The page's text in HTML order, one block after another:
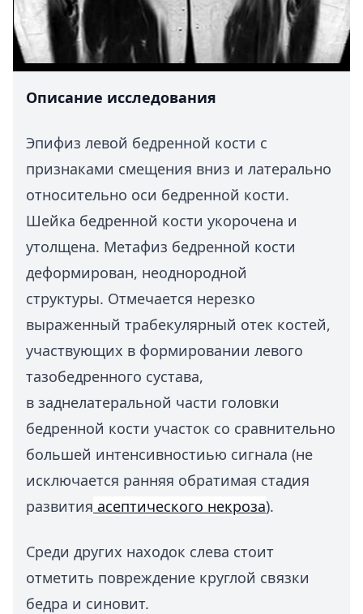
Описание исследования
Эпифиз левой бедренной кости с
признаками смещения вниз и латерально
относительно оси бедренной кости.
Шейка бедренной кости укорочена и
утолщена. Метафиз бедренной кости
деформирован, неоднородной
структуры. Отмечается нерезко
выраженный трабекулярный отек костей,
участвующих в формировании левого
тазобедренного сустава,
в заднелатеральной части головки
бедренной кости участок со сравнительно
большей интенсивностиью сигнала (не
исключается ранняя обратимая стадия
развития асептического некроза).
Среди других находок слева стоит
отметить повреждение круглой связки
бедра и синовит.